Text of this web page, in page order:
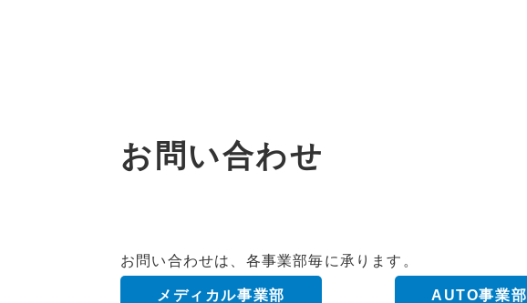
お問い合わせ
お問い合わせは、各事業部毎に承ります。
メディカル事業部 AUTO事業部